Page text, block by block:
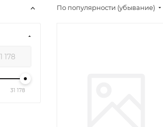
По популярности (убывание)
31 178